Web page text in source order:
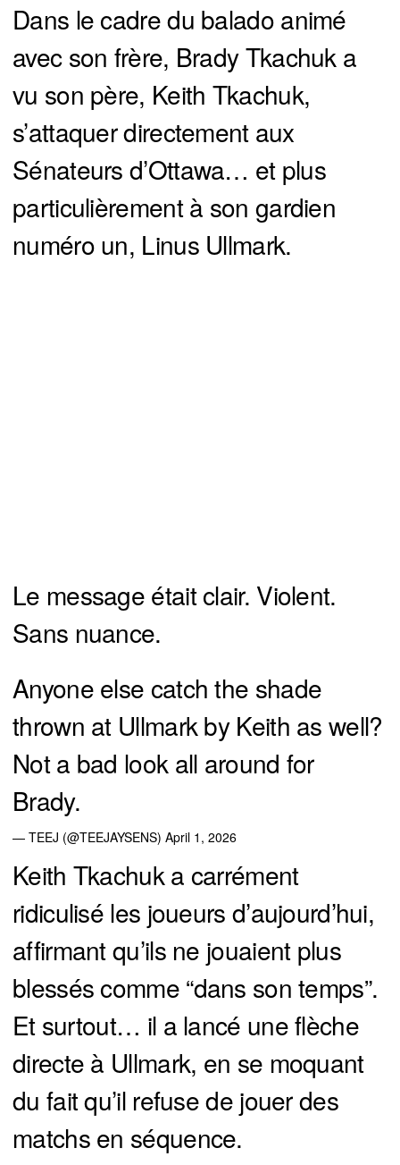
Dans le cadre du balado animé
avec son frère, Brady Tkachuk a
vu son père, Keith Tkachuk,
s’attaquer directement aux
Sénateurs d’Ottawa… et plus
particulièrement à son gardien
numéro un, Linus Ullmark.
Le message était clair. Violent.
Sans nuance.
Anyone else catch the shade
thrown at Ullmark by Keith as well?
Not a bad look all around for
Brady.
— TEEJ (@TEEJAYSENS) April 1, 2026
Keith Tkachuk a carrément
ridiculisé les joueurs d’aujourd’hui,
affirmant qu’ils ne jouaient plus
blessés comme “dans son temps”.
Et surtout… il a lancé une flèche
directe à Ullmark, en se moquant
du fait qu’il refuse de jouer des
matchs en séquence.